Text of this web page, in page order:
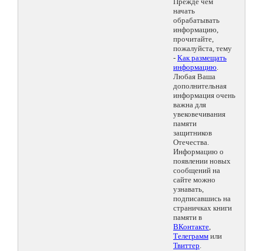
начать
обрабатывать
информацию,
прочитайте,
пожалуйста, тему
- Как размещать
информацию.
Любая Ваша
дополнительная
информация очень
важна для
увековечивания
памяти
защитников
Отечества.
Информацию о
появлении новых
сообщений на
сайте можно
узнавать,
подписавшись на
страничках книги
памяти в
ВКонтакте,
Телеграмм или
Твиттер.